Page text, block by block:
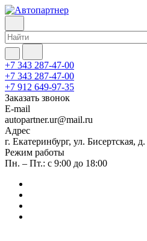
+7 343 287-47-00
+7 343 287-47-00
+7 912 649-97-35
Заказать звонок
E-mail
autopartner.ur@mail.ru
Адрес
г. Екатеринбург, ул. Бисертская,
Режим работы
Пн. – Пт.: с 9:00 до 18:00